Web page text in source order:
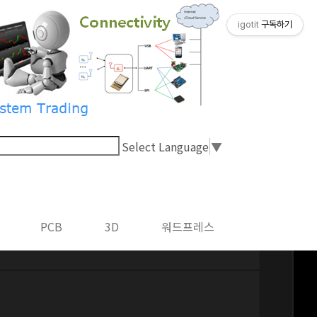
Select Language▼
PCB 3D 워드프레스
igotit 구독하기